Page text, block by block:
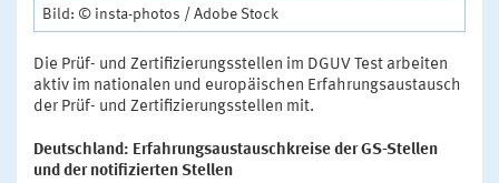
Bild: © insta-photos / Adobe Stock
Die Prüf- und Zertifizierungsstellen im DGUV Test arbeiten
aktiv im nationalen und europäischen Erfahrungsaustausch
der Prüf- und Zertifizierungsstellen mit.
Deutschland: Erfahrungsaustauschkreise der GS-Stellen
und der notifizierten Stellen